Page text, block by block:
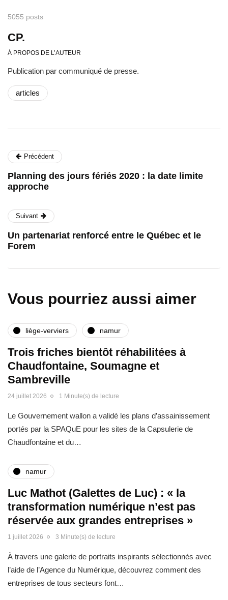
5055 posts
CP.
À PROPOS DE L’AUTEUR
Publication par communiqué de presse.
articles
Précédent
Planning des jours fériés 2020 : la date limite
approche
Suivant
Un partenariat renforcé entre le Québec et le
Forem
Vous pourriez aussi aimer
liège-verviers namur
Trois friches bientôt réhabilitées à
Chaudfontaine, Soumagne et
Sambreville
24 juillet 2026 1 Minute(s) de lecture
Le Gouvernement wallon a validé les plans d’assainissement
portés par la SPAQuE pour les sites de la Capsulerie de
Chaudfontaine et du…
namur
Luc Mathot (Galettes de Luc) : « la
transformation numérique n’est pas
réservée aux grandes entreprises »
1 juillet 2026 3 Minute(s) de lecture
À travers une galerie de portraits inspirants sélectionnés avec
l’aide de l’Agence du Numérique, découvrez comment des
entreprises de tous secteurs font…